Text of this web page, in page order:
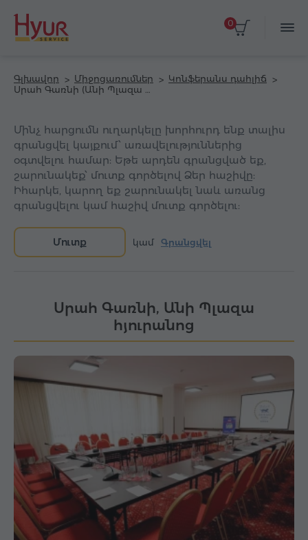
0
Գլխավոր Միջոցառումներ
Կոնֆերանս դահլիճ
Մինչ հարցումն ուղարկելը խորհուրդ ենք տալիս
գրանցվել կայքում՝ առավելություններից
օգտվելու համար: Եթե արդեն գրանցված եք,
շարունակեք՝ մուտք գործելով Ձեր հաշիվը:
Իհարկե, կարող եք շարունակել նաև առանց
գրանցվելու կամ հաշիվ մուտք գործելու:
Մուտք կամ Գրանցվել
Սրահ Գառնի, Անի Պլազա
հյուրանոց